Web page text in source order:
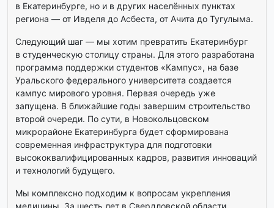
в Екатеринбурге, но и в других населённых пунктах
региона — от Ивделя до Асбеста, от Ачита до Тугулыма.
Следующий шаг — мы хотим превратить Екатеринбург
в студенческую столицу страны. Для этого разработана
программа поддержки студентов «Кампус», на базе
Уральского федерального университета создается
кампус мирового уровня. Первая очередь уже
запущена. В ближайшие годы завершим строительство
второй очереди. По сути, в Новокольцовском
микрорайоне Екатеринбурга будет сформирована
современная инфраструктура для подготовки
высококвалифицированных кадров, развития инноваций
и технологий будущего.
Мы комплексно подходим к вопросам укрепления